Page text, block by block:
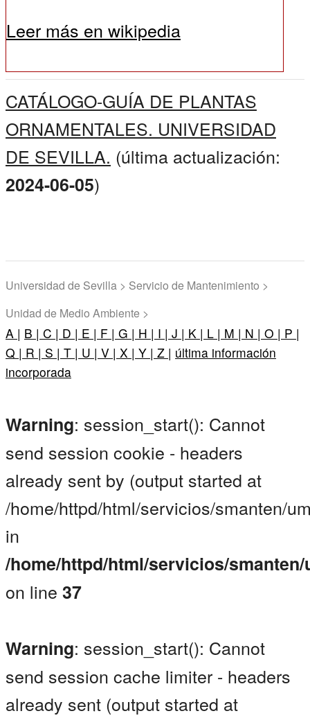
Leer más en wikipedia
CATÁLOGO-GUÍA DE PLANTAS
ORNAMENTALES. UNIVERSIDAD
DE SEVILLA. (última actualización:
2024-06-05)
Universidad de Sevilla > Servicio de Mantenimiento >
Unidad de Medio Ambiente >
A | B | C | D | E | F | G | H | I | J | K | L | M | N | O | P |
Q | R | S | T | U | V | X | Y | Z | última información
incorporada
Warning: session_start(): Cannot
send session cookie - headers
already sent by (output started at
/home/httpd/html/servicios/smanten/
in
/home/httpd/html/servicios/
on line 37
Warning: session_start(): Cannot
send session cache limiter - headers
already sent (output started at